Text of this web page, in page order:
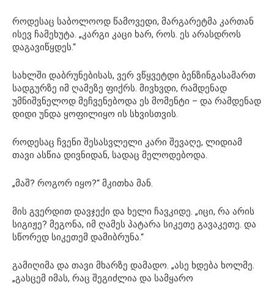
როდესაც საბოლოოდ წამოვედი, მარგარეტმა კართან
ისევ ჩამეხუტა. „კარგი კაცი ხარ, როს. ეს არასდროს
დაგავიწყდეს.“
სახლში დაბრუნებისას, ვერ ვწყვეტდი ბენზინგასამართ
სადგურზე იმ ღამეზე ფიქრს. მივხვდი, რამდენად
უმნიშვნელოდ მეჩვენებოდა ეს მომენტი – და რამდენად
დიდი უნდა ყოფილიყო ის სხვისთვის.
როდესაც ჩვენი შესასვლელი კარი შევაღე, ლიდიამ
თავი ასწია დივნიდან, სადაც მელოდებოდა.
„მაშ? როგორ იყო?“ მკითხა მან.
მის გვერდით დავჯექი და ხელი ჩავკიდე. „იცი, რა არის
სიგიჟე? მეგონა, იმ ღამეს პატარა სიკეთე გავაკეთე. და
სწორედ სიკეთემ დამიბრუნა.“
გამიღიმა და თავი მხარზე დამადო. „ასე ხდება ხოლმე.
„გასცემ იმას, რაც შეგიძლია და სამყარო